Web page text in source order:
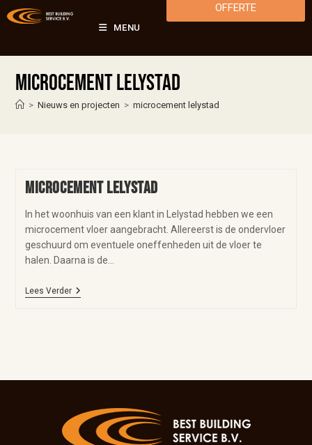
MENU
OFFERTE
microcement lelystad
> Nieuws en projecten > microcement lelystad
Microcement Lelystad
In het woonhuis van een klant in Lelystad hebben we een
microcement vloer aangebracht. Allereerst is de ondervloer
geschuurd om eventuele oneffenheden uit de vloer te
halen. Daarna is de…
Lees Verder